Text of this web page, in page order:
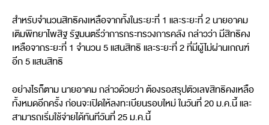
สำหรับจำนวนสิทธิคงเหลือจากทั้งในระยะที่ 1 และระยะที่ 2 นายอาคม
เติมพิทยาไพสิฐ รัฐมนตรีว่าการกระทรวงการคลัง กล่าวว่า มีสิทธิคง
เหลือจากระยะที่ 1 จำนวน 5 แสนสิทธิ และระยะที่ 2 ที่มีผู้ไม่ผ่านเกณฑ์
อีก 5 แสนสิทธิ
อย่างไรก็ตาม นายอาคม กล่าวด้วยว่า ต้องรอสรุปตัวเลขสิทธิคงเหลือ
ทั้งหมดอีกครั้ง ก่อนจะเปิดให้ลงทะเบียนรอบใหม่ ในวันที่ 20 ม.ค.นี้ และ
สามารถเริ่มใช้จ่ายได้ทันทีวันที่ 25 ม.ค.นี้